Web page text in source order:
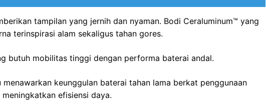
tampilan yang jernih dan nyaman. Bodi Ceraluminum™ yang
terinspirasi alam sekaligus tahan gores.
butuh mobilitas tinggi dengan performa baterai andal.
keunggulan baterai tahan lama berkat penggunaan
efisiensi daya.